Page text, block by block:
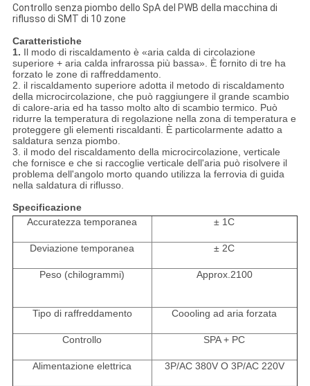
Controllo senza piombo dello SpA del PWB della macchina di
riflusso di SMT di 10 zone
Caratteristiche
1. Il modo di riscaldamento è «aria calda di circolazione
superiore + aria calda infrarossa più bassa». È fornito di tre ha
forzato le zone di raffreddamento.
2. il riscaldamento superiore adotta il metodo di riscaldamento
della microcircolazione, che può raggiungere il grande scambio
di calore-aria ed ha tasso molto alto di scambio termico. Può
ridurre la temperatura di regolazione nella zona di temperatura e
proteggere gli elementi riscaldanti. È particolarmente adatto a
saldatura senza piombo.
3. il modo del riscaldamento della microcircolazione, verticale
che fornisce e che si raccoglie verticale dell'aria può risolvere il
problema dell'angolo morto quando utilizza la ferrovia di guida
nella saldatura di riflusso.
Specificazione
Accuratezza temporanea
± 1C
Deviazione temporanea ± 2C
Peso (chilogrammi) Approx.2100
Tipo di raffreddamento Coooling ad aria forzata
Controllo SPA + PC
Alimentazione elettrica 3P/AC 380V O 3P/AC 220V